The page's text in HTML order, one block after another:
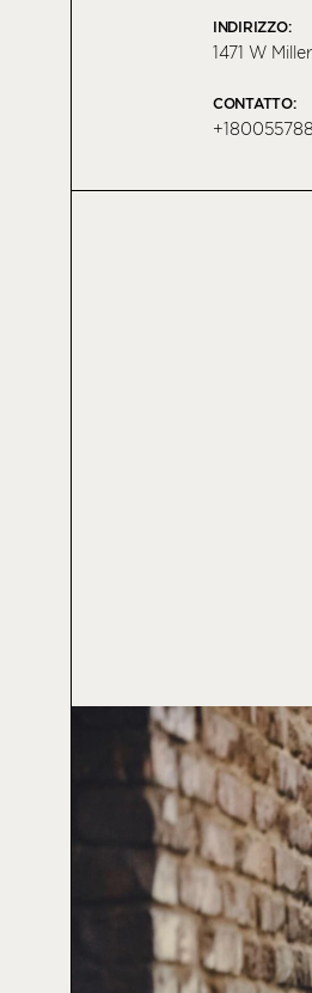
INDIRIZZO:
1471 W
CONTATTO: